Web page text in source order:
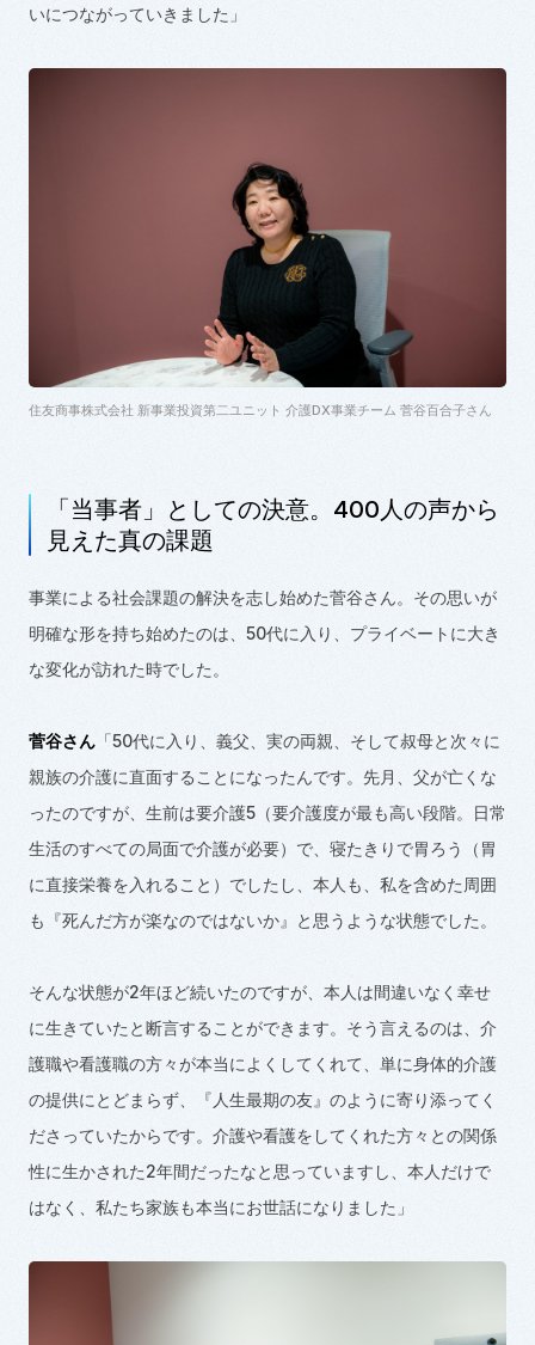
いにつながっていきました」
住友商事株式会社 新事業投資第二ユニット 介護DX事業チーム 菅谷百合子さん
「当事者」としての決意。 400 人の声から
見えた真の課題
事業による社会課題の解決を志し始めた菅谷さん。その思いが
明確な形を持ち始めたのは、 50代に入り、プライベートに大き
な変化が訪れた時でした。
菅谷さん「50代に入り、義父、実の両親、そして叔母と次々に
親族の介護に直面することになったんです。先月、父が亡くな
ったのですが、生前は要介護5（要介護度が最も高い段階。日常
生活のすべての局面で介護が必要）で、寝たきりで胃ろう（胃
に直接栄養を入れること）でしたし、本人も、私を含めた周囲
も『死んだ方が楽なのではないか』と思うような状態でした。
そんな状態が2年ほど続いたのですが、本人は間違いなく幸せ
に生きていたと断言することができます。そう言えるのは、介
護職や看護職の方々が本当によくしてくれて、単に身体的介護
の提供にとどまらず、『人生最期の友』のように寄り添ってく
ださっていたからです。介護や看護をしてくれた方々との関係
性に生かされた2年間だったなと思っていますし、本人だけで
はなく、私たち家族も本当にお世話になりました」